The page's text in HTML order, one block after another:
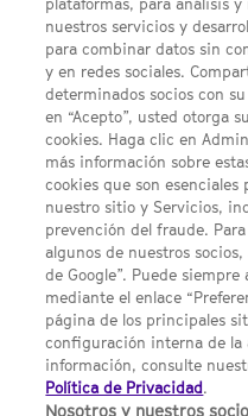
TWITTER
ENLACES DE INTERÉS
Acerca de SYFY
Condiciones Generales de
Opciones de Anuncios
Política de privacidad
UNA DIVISIÓN DE
NBCUNIVERSAL
Contáctanos por email:
nuestros servicios y
para combinar datos sin
y en redes sociales.
determinados socios con
en “Acepto”, usted otorga
cookies. Haga clic en
más información sobre
cookies que son
nuestro sitio y Servicios,
prevención del fraude.
algunos de nuestros
de Google”. Puede
mediante el enlace
página de los principales
configuración interna de la
información, consulte
Política de Privacidad.
Nosotros y nuestros